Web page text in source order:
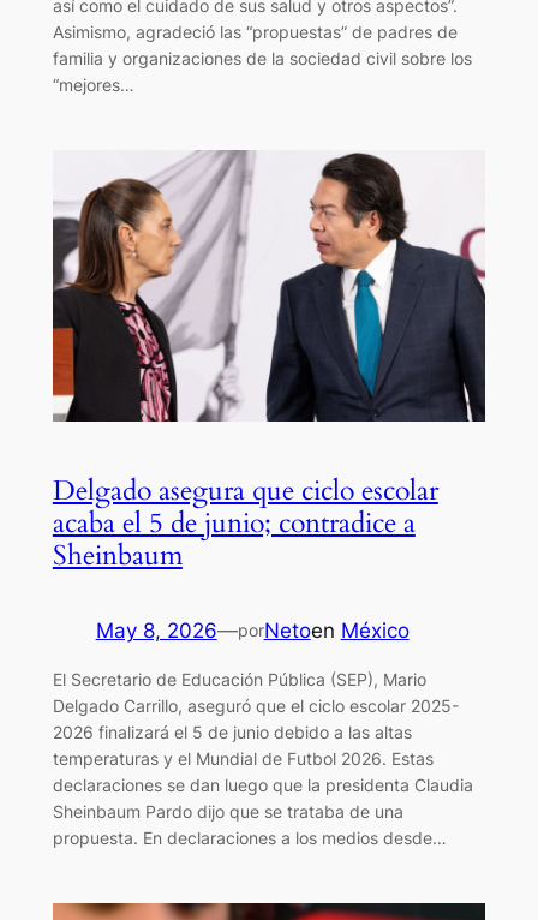
así como el cuidado de sus salud y otros aspectos”.
Asimismo, agradeció las “propuestas” de padres de
familia y organizaciones de la sociedad civil sobre los
“mejores…
Delgado asegura que ciclo escolar
acaba el 5 de junio; contradice a
Sheinbaum
May 8, 2026—porNetoen México
El Secretario de Educación Pública (SEP), Mario
Delgado Carrillo, aseguró que el ciclo escolar 2025-
2026 finalizará el 5 de junio debido a las altas
temperaturas y el Mundial de Futbol 2026. Estas
declaraciones se dan luego que la presidenta Claudia
Sheinbaum Pardo dijo que se trataba de una
propuesta. En declaraciones a los medios desde…